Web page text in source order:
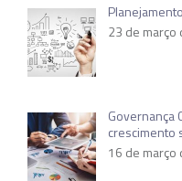
23 de março
Governança
crescimento
16 de março